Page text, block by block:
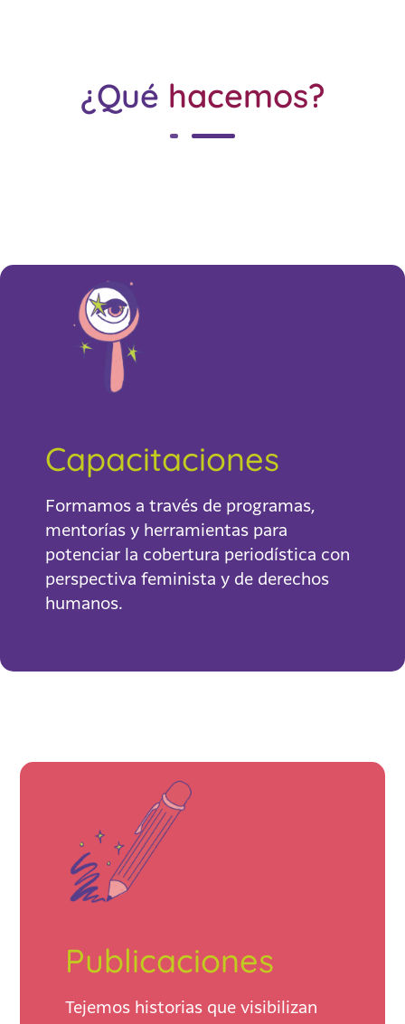
¿Qué hacemos?
Capacitaciones
Formamos a través de programas,
mentorías y herramientas para
potenciar la cobertura periodística con
perspectiva feminista y de derechos
humanos.
Publicaciones
Tejemos historias que visibilizan